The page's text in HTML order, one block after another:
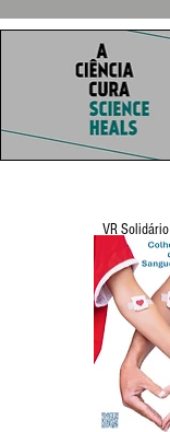
VR Solidário